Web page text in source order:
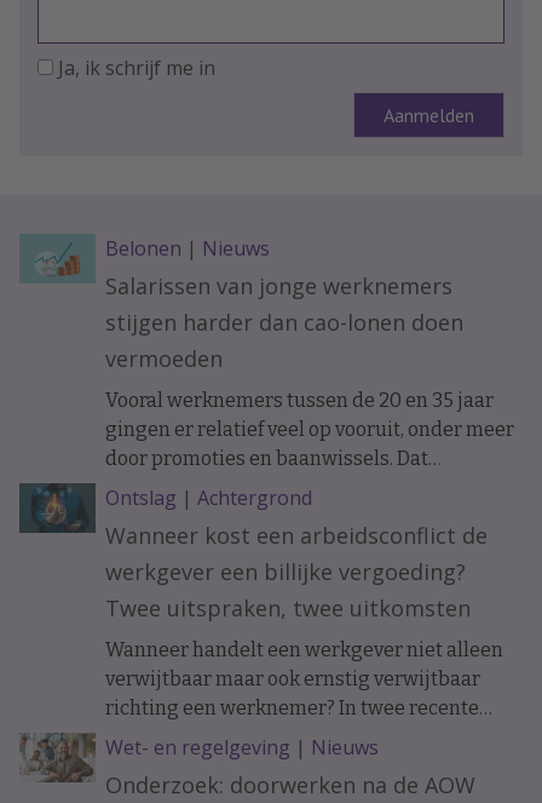
Ja, ik schrijf me in
Belonen | Nieuws
Salarissen van jonge werknemers
stijgen harder dan cao-lonen doen
vermoeden
Vooral werknemers tussen de 20 en 35 jaar
gingen er relatief veel op vooruit, onder meer
door promoties en baanwissels. Dat
constateren economen van ABN Amro in
vakblad ESB, meldt De Telegraaf.
Ontslag | Achtergrond
Wanneer kost een arbeidsconflict de
werkgever een billijke vergoeding?
Twee uitspraken, twee uitkomsten
Wanneer handelt een werkgever niet alleen
verwijtbaar maar ook ernstig verwijtbaar
richting een werknemer? In twee recente
uitspraken werd de arbeidsovereenkomst
ontbonden op initiatief van de werknemer. In
het ene geval moest de werkgever een forse
Wet- en regelgeving | Nieuws
Onderzoek: doorwerken na de AOW